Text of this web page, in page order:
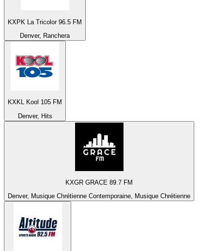
KXPK La Tricolor 96.5 FM
Denver, Ranchera
KXKL Kool 105 FM
Denver, Hits
KXGR GRACE 89.7 FM
Denver, Musique Chrétienne Contemporaine, Musique Chrétienne